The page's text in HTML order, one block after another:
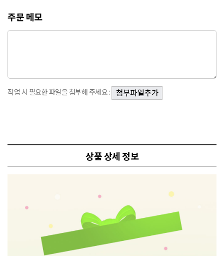
주문 메모
작업 시 필요한 파일을 첨부해 주세요 :
상품 상세 정보